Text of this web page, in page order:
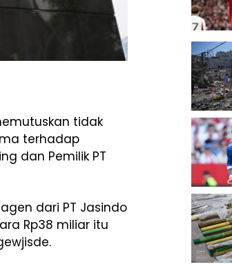
tidak
terhadap
dan Pemilik PT
dari PT Jasindo
Rp38 miliar itu